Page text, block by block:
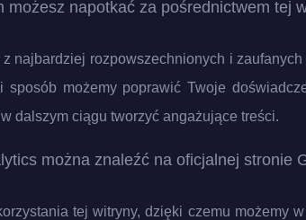
napotkać za pośrednictwem tej
najbardziej rozpowszechnionych i
możemy poprawić Twoje
dalszym ciągu tworzyć angażujące treści.
można znaleźć na oficjalnej stronie
tej witryny, dzięki czemu możemy